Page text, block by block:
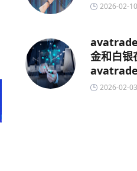
2026-02-10
avatrade
金和白银
2026-02-03